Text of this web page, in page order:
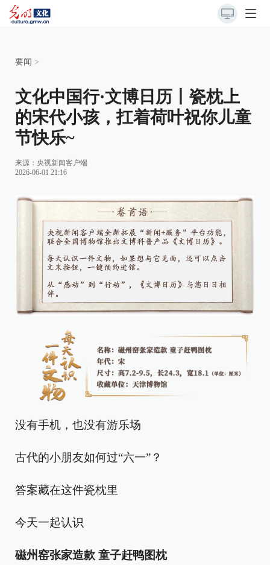
要闻 >
文化中国行·文博日历丨瓷枕上
的宋代小孩，扛着荷叶祝你儿童
节快乐~
来源：央视新闻客户端
2026-06-01 21:16
没有手机，也没有游乐场
古代的小朋友如何过“六一”？
答案藏在这件瓷枕里
今天一起认识
磁州窑张家造款 童子赶鸭图枕